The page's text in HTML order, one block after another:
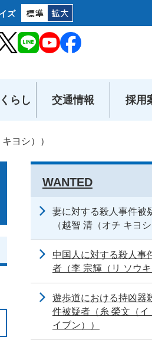
ズ
らし 交通情報 採用
ヨシ））
WANTED
妻に対する殺人事件被
（越智 清（オチ キヨシ
中国人に対する殺人事
者（李 宗輝（リ ソウキ
遊歩道における持凶器
件被疑者（糸 榮文（イ
イブン））